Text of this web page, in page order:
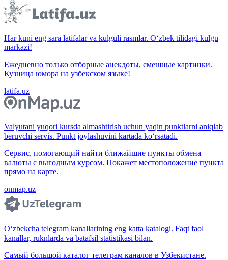
Har kuni eng sara latifalar va kulguli rasmlar. O‘zbek tilidagi kulgu
markazi!
Ежедневно только отборные анекдоты, смешные картинки.
Кузница юмора на узбекском языке!
latifa.uz
Valyutani yuqori kursda almashtirish uchun yaqin punktlarni aniqlab
beruvchi servis. Punkt joylashuvini kartada ko‘rsatadi.
Сервис, помогающий найти ближайшие пункты обмена
валюты с выгодным курсом. Покажет местоположение пункта
прямо на карте.
onmap.uz
O‘zbekcha telegram kanallarining eng katta katalogi. Faqt faol
kanallar, ruknlarda va batafsil statistikasi bilan.
Самый большой каталог телеграм каналов в Узбекистане.